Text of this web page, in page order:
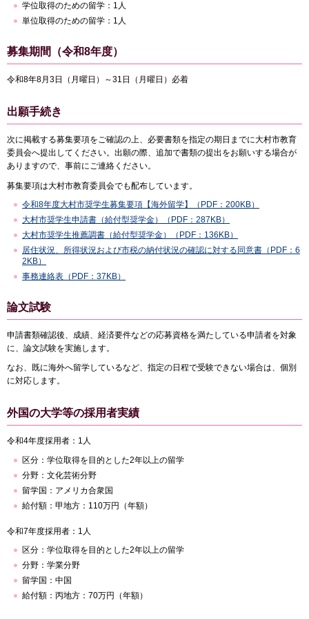
学位取得のための留学：1人
単位取得のための留学：1人
募集期間（令和8年度）
令和8年8月3日（月曜日）～31日（月曜日）必着
出願手続き
次に掲載する募集要項をご確認の上、必要書類を指定の期日までに大村市教育
委員会へ提出してください。出願の際、追加で書類の提出をお願いする場合が
ありますので、事前にご連絡ください。
募集要項は大村市教育委員会でも配布しています。
令和8年度大村市奨学生募集要項【海外留学】（PDF：200KB）
大村市奨学生申請書（給付型奨学金）（PDF：287KB）
大村市奨学生推薦調書（給付型奨学金）（PDF：136KB）
居住状況、所得状況および市税の納付状況の確認に対する同意書（PDF：6
2KB）
事務連絡表（PDF：37KB）
論文試験
申請書類確認後、成績、経済要件などの応募資格を満たしている申請者を対象
に、論文試験を実施します。
なお、既に海外へ留学しているなど、指定の日程で受験できない場合は、個別
に対応します。
外国の大学等の採用者実績
令和4年度採用者：1人
区分：学位取得を目的とした2年以上の留学
分野：文化芸術分野
留学国：アメリカ合衆国
給付額：甲地方：110万円（年額）
令和7年度採用者：1人
区分：学位取得を目的とした2年以上の留学
分野：学業分野
留学国：中国
給付額：丙地方：70万円（年額）